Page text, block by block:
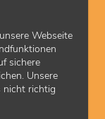
Webseite
sichere
Unsere
nicht richtig
ist für welche
Pharma